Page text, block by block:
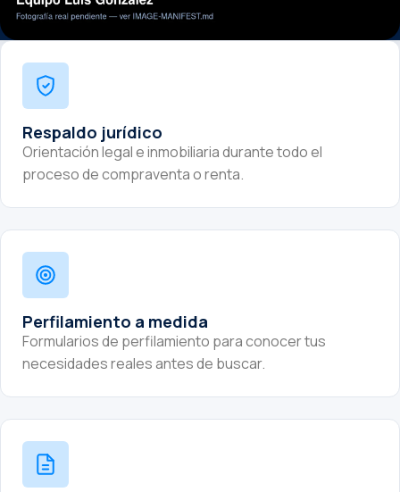
Respaldo jurídico
Orientación legal e inmobiliaria durante todo el
proceso de compraventa o renta.
Perfilamiento a medida
Formularios de perfilamiento para conocer tus
necesidades reales antes de buscar.